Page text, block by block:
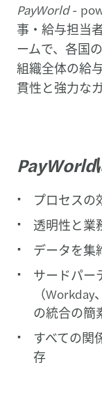
PayWorld-
事・給与担当
ームで、各国
組織全体の給
貫性と強力な
PayWorld
プロセスの
透明性と業
データを集
サードパー
（
の統合の簡
すべての関
存